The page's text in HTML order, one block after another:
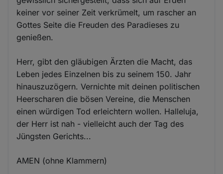
keiner vor seiner Zeit verkrümelt, um rascher an
Gottes Seite die Freuden des Paradieses zu
genießen.
Herr, gibt den gläubigen Ärzten die Macht, das
Leben jedes Einzelnen bis zu seinem 150. Jahr
hinauszuzögern. Vernichte mit deinen politischen
Heerscharen die bösen Vereine, die Menschen
einen würdigen Tod erleichtern wollen. Halleluja,
der Herr ist nah - vielleicht auch der Tag des
Jüngsten Gerichts...
AMEN (ohne Klammern)